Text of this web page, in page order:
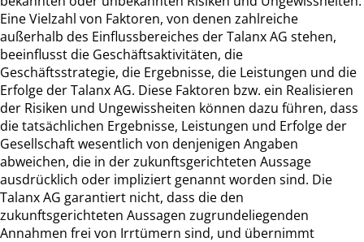
Eine Vielzahl von Faktoren, von denen zahlreiche
außerhalb des Einflussbereiches der Talanx AG stehen,
beeinflusst die Geschäftsaktivitäten, die
Geschäftsstrategie, die Ergebnisse, die Leistungen und die
Erfolge der Talanx AG. Diese Faktoren bzw. ein Realisieren
der Risiken und Ungewissheiten können dazu führen, dass
die tatsächlichen Ergebnisse, Leistungen und Erfolge der
Gesellschaft wesentlich von denjenigen Angaben
abweichen, die in der zukunftsgerichteten Aussage
ausdrücklich oder impliziert genannt worden sind. Die
Talanx AG garantiert nicht, dass die den
zukunftsgerichteten Aussagen zugrundeliegenden
Annahmen frei von Irrtümern sind, und übernimmt